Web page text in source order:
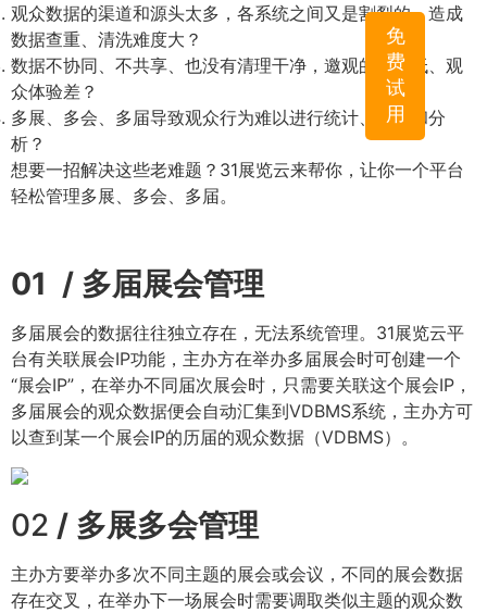
免
费
试
用
观众数据的渠道和源头太多，各系统之间又是割裂的，造成
数据查重、清洗难度大？
数据不协同、不共享、也没有清理干净，邀观的效率低、观
众体验差？
多展、多会、多届导致观众行为难以进行统计、识别和分
析？
想要一招解决这些老难题？31展览云来帮你，让你一个平台
轻松管理多展、多会、多届。
01 / 多届展会管理
多届展会的数据往往独立存在，无法系统管理。31展览云平
台有关联展会IP功能，主办方在举办多届展会时可创建一个
“展会IP”，在举办不同届次展会时，只需要关联这个展会IP，
多届展会的观众数据便会自动汇集到VDBMS系统，主办方可
以查到某一个展会IP的历届的观众数据（VDBMS）。
02 / 多展多会管理
主办方要举办多次不同主题的展会或会议，不同的展会数据
存在交叉，在举办下一场展会时需要调取类似主题的观众数